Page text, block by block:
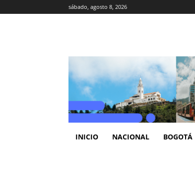
sábado, agosto 8, 2026
INICIO NACIONAL BOGOTÁ